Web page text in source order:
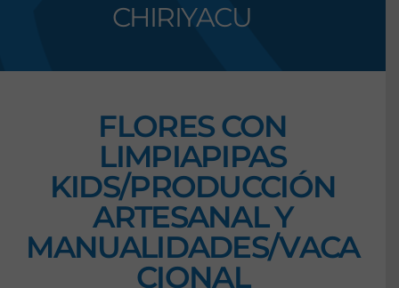
CHIRIYACU
FLORES CON
LIMPIAPIPAS
KIDS/PRODUCCIÓN
ARTESANAL Y
MANUALIDADES/VACA
CIONAL